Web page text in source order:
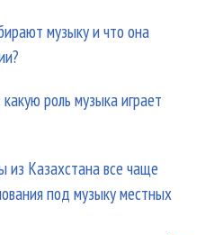
музыку и что она
роль музыка играет
из Казахстана все чаще
под музыку местных